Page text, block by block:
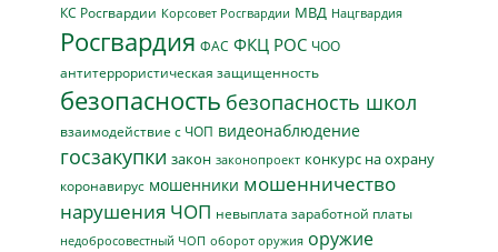
КС Росгвардии Корсовет Росгвардии МВД Нацгвардия
Росгвардия ФАС ФКЦ РОС ЧОО
антитеррористическая защищенность
безопасность безопасность школ
взаимодействие с ЧОП видеонаблюдение
госзакупки закон законопроект конкурс на охрану
коронавирус мошенники мошенничество
нарушения ЧОП невыплата заработной платы
недобросовестный ЧОП оборот оружия оружие